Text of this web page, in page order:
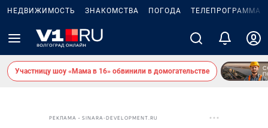
НЕДВИЖИМОСТЬ ЗНАКОМСТВА ПОГОДА ТЕЛЕПРОГРАММА
Участницу шоу «Мама в 16» обвинили в домогательстве
РЕКЛАМА • SINARA-DEVELOPMENT.RU